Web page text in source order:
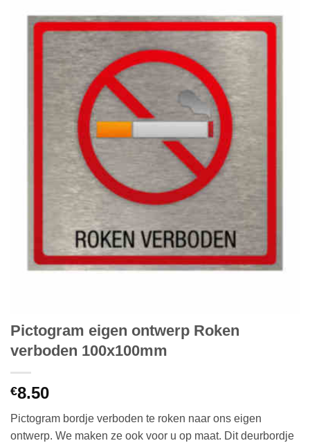
Pictogram eigen ontwerp Roken
verboden 100x100mm
€8.50
Pictogram bordje verboden te roken naar ons eigen
ontwerp. We maken ze ook voor u op maat. Dit deurbordje